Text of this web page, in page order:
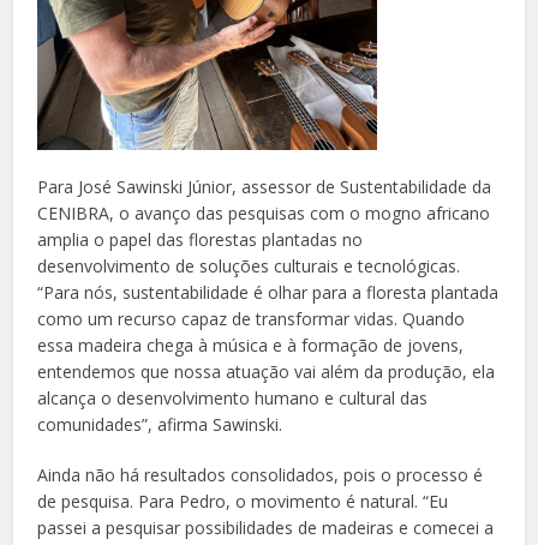
Para José Sawinski Júnior, assessor de Sustentabilidade da
CENIBRA, o avanço das pesquisas com o mogno africano
amplia o papel das florestas plantadas no
desenvolvimento de soluções culturais e tecnológicas.
“Para nós, sustentabilidade é olhar para a floresta plantada
como um recurso capaz de transformar vidas. Quando
essa madeira chega à música e à formação de jovens,
entendemos que nossa atuação vai além da produção, ela
alcança o desenvolvimento humano e cultural das
comunidades”, afirma Sawinski.
Ainda não há resultados consolidados, pois o processo é
de pesquisa. Para Pedro, o movimento é natural. “Eu
passei a pesquisar possibilidades de madeiras e comecei a